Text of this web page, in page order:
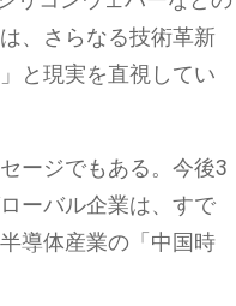
、さらなる技術革新
と現実を直視してい
ージでもある。今後3
ーバル企業は、すで
導体産業の「中国時